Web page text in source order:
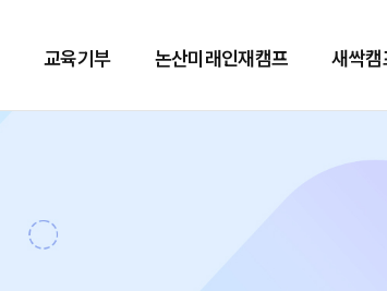
교육기부 논산미래인재캠프 새싹캠